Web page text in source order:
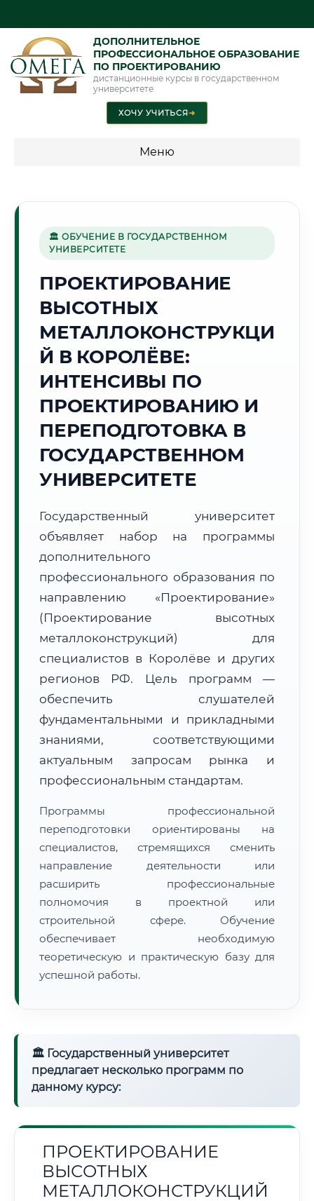
ДОПОЛНИТЕЛЬНОЕ
ПРОФЕССИОНАЛЬНОЕ ОБРАЗОВАНИЕ
ПО ПРОЕКТИРОВАНИЮ
дистанционные курсы в государственном
университете
ХОЧУ УЧИТЬСЯ➜
Меню
🚀
Г. КОРОЛЁВ
09:41:51
2026 г.
Погода в г. Королёв:☀️ +19°C Ясно
🌅 Восход:04:50 🌇 Закат:
20:17
📍 Региональная справка
Часовой пояс:
Формат учебы:
Дистанционно
🗺️ Зона обслуживания: г. Королёв
Расчет логистики оригиналов:
• Маршрут транзита:~2 794 км
• Экспресс-доставка СДЭК / Почтой:4–6 рабочих дней
📜 Документы и аккредитация
🔍Нажмите на документ для увеличения и просмотра
🏛 ОБУЧЕНИЕ В ГОСУДАРСТВЕННОМ
УНИВЕРСИТЕТЕ
ПРОЕКТИРОВАНИЕ
ВЫСОТНЫХ
МЕТАЛЛОКОНСТРУКЦИ
Й В КОРОЛЁВЕ:
ИНТЕНСИВЫ ПО
ПРОЕКТИРОВАНИЮ И
ПЕРЕПОДГОТОВКА В
ГОСУДАРСТВЕННОМ
УНИВЕРСИТЕТЕ
Государственный университет
объявляет набор на программы
дополнительного
профессионального образования по
направлению «Проектирование»
(Проектирование высотных
металлоконструкций) для
специалистов в Королёве и других
регионов РФ. Цель программ —
обеспечить слушателей
фундаментальными и прикладными
знаниями, соответствующими
актуальным запросам рынка и
профессиональным стандартам.
Программы профессиональной
переподготовки ориентированы на
специалистов, стремящихся сменить
направление деятельности или
расширить профессиональные
полномочия в проектной или
строительной сфере. Обучение
обеспечивает необходимую
теоретическую и практическую базу для
успешной работы.
🏛 Государственный университет
предлагает несколько программ по
данному курсу:
ПРОЕКТИРОВАНИЕ
ВЫСОТНЫХ
МЕТАЛЛОКОНСТРУКЦИЙ